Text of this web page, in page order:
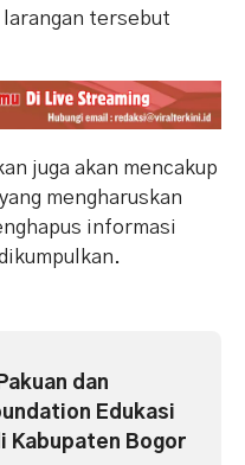
tersebut
juga akan mencakup
mengharuskan
informasi
dan
Edukasi
Kabupaten Bogor